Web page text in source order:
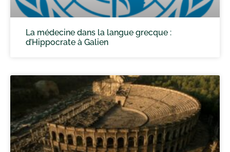
La médecine dans la langue grecque :
d’Hippocrate à Galien